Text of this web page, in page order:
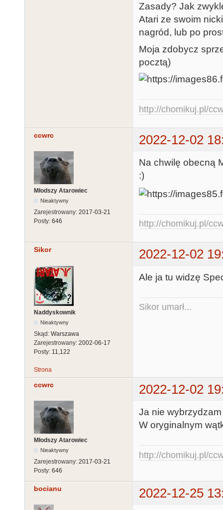
Zasady? Jak
Atari ze swoim
nagród, lub po
Moja zdobycz
pocztą)
http://chomikuj.pl/
ccwrc 2022-12-02
Młodszy Atarowiec
Nieaktywny
Zarejestrowany: 2017-03-21
Posty: 646
Na chwilę obecną
:)
http://chomikuj.pl/
Sikor 2022-12-02
Naddyskownik
Nieaktywny
Skąd: Warszawa
Zarejestrowany: 2002-06-17
Posty: 11,122
Ale ja tu widzę
Sikor umarł...
Strona
ccwrc 2022-12-02
Młodszy Atarowiec
Nieaktywny
Zarejestrowany: 2017-03-21
Posty: 646
Ja nie
W oryginalnym
http://chomikuj.pl/
bocianu 2022-12-25